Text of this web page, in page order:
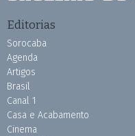
Editorias
Sorocaba
Agenda
Artigos
Brasil
Canal 1
Casa e Acabamento
Cinema